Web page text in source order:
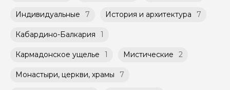
Индивидуальные 7 История и архитектура 7
Кабардино-Балкария 1
Кармадонское ущелье 1 Мистические 2
Монастыри, церкви, храмы 7